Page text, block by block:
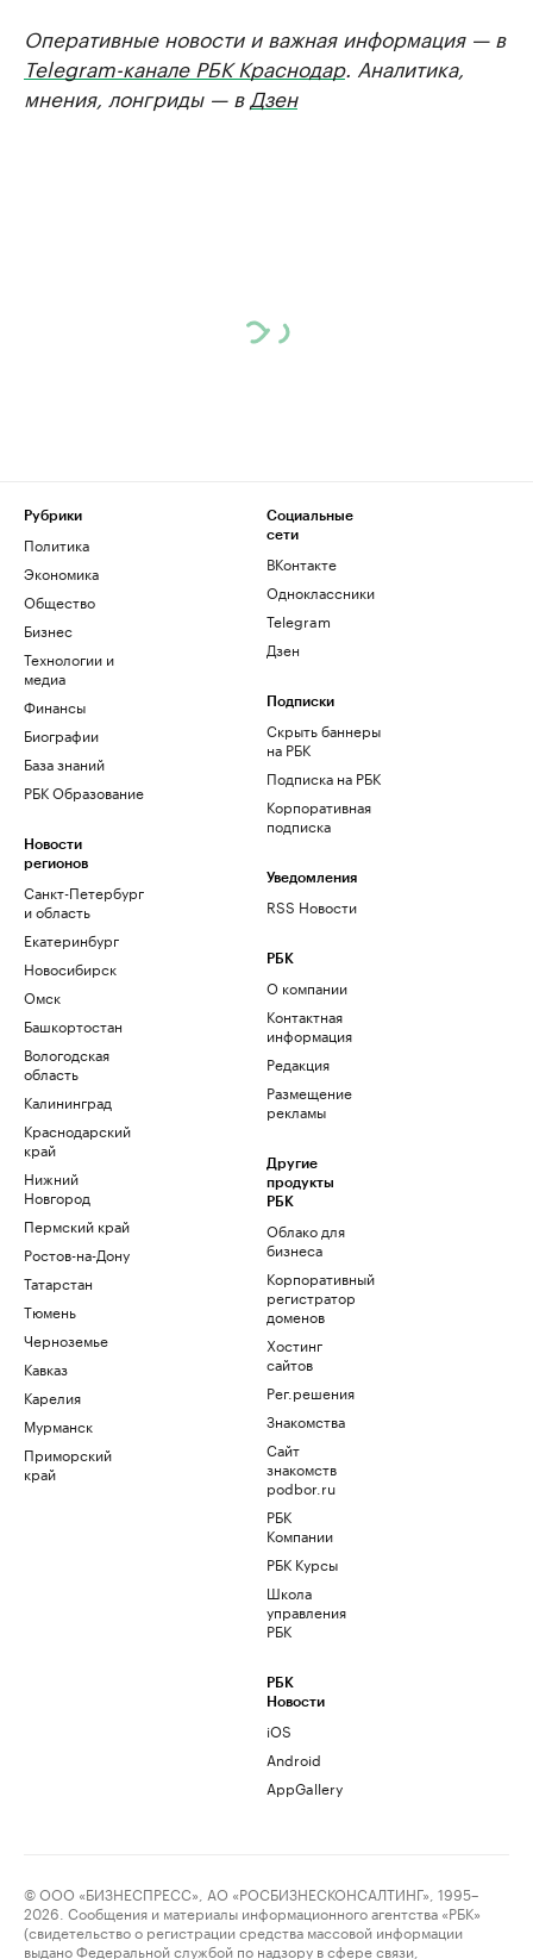
Оперативные новости и важная информация — в
Telegram-канале РБК Краснодар. Аналитика,
мнения, лонгриды — в Дзен
Рубрики
Политика
Экономика
Общество
Бизнес
Технологии и
медиа
Финансы
Биографии
База знаний
РБК Образование
Новости
регионов
Санкт-Петербург
и область
Екатеринбург
Новосибирск
Омск
Башкортостан
Вологодская
область
Калининград
Краснодарский
край
Нижний
Новгород
Пермский край
Ростов-на-Дону
Татарстан
Тюмень
Черноземье
Кавказ
Карелия
Мурманск
Приморский
край
Социальные
сети
ВКонтакте
Одноклассники
Telegram
Дзен
Подписки
Скрыть баннеры
на РБК
Подписка на РБК
Корпоративная
подписка
Уведомления
RSS Новости
РБК
О компании
Контактная
информация
Редакция
Размещение
рекламы
Другие
продукты
РБК
Облако для
бизнеса
Корпоративный
регистратор
доменов
Хостинг
сайтов
Рег.решения
Знакомства
Сайт
знакомств
podbor.ru
РБК
Компании
РБК Курсы
Школа
управления
РБК
РБК
Новости
iOS
Android
AppGallery
© ООО «БИЗНЕСПРЕСС», АО «РОСБИЗНЕСКОНСАЛТИНГ», 1995–
2026. Сообщения и материалы информационного агентства «РБК»
(свидетельство о регистрации средства массовой информации
выдано Федеральной службой по надзору в сфере связи,